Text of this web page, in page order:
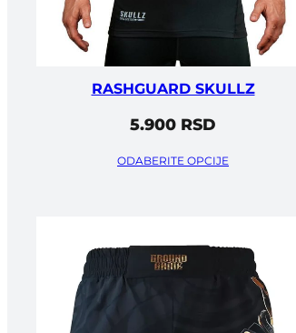
RASHGUARD SKULLZ
5.900 RSD
ODABERITE OPCIJE